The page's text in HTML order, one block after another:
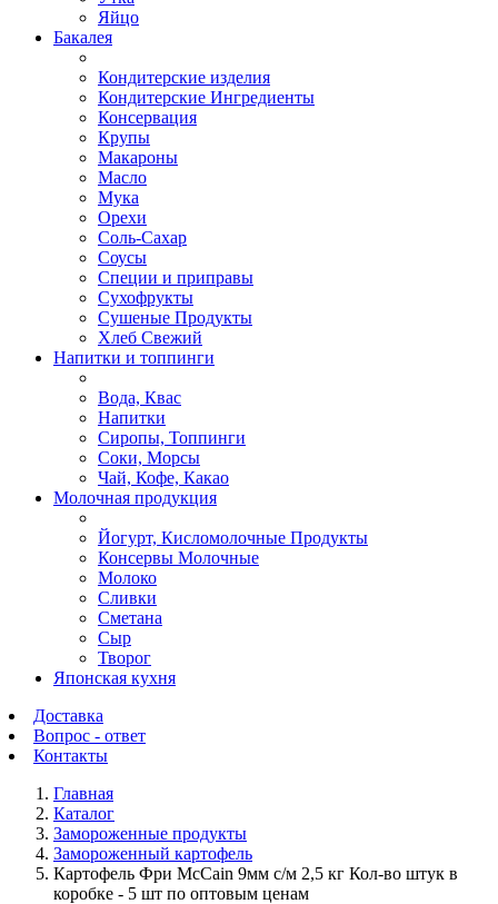
Яйцо
Бакалея
Кондитерские изделия
Кондитерские Ингредиенты
Консервация
Крупы
Макароны
Масло
Мука
Орехи
Соль-Сахар
Соусы
Специи и приправы
Сухофрукты
Сушеные Продукты
Хлеб Свежий
Напитки и топпинги
Вода, Квас
Напитки
Сиропы, Топпинги
Соки, Морсы
Чай, Кофе, Какао
Молочная продукция
Йогурт, Кисломолочные Продукты
Консервы Молочные
Молоко
Сливки
Сметана
Сыр
Творог
Японская кухня
Доставка
Вопрос - ответ
Контакты
Главная
Каталог
Замороженные продукты
Замороженный картофель
Картофель Фри McCain 9мм с/м 2,5 кг Кол-во штук в
коробке - 5 шт по оптовым ценам